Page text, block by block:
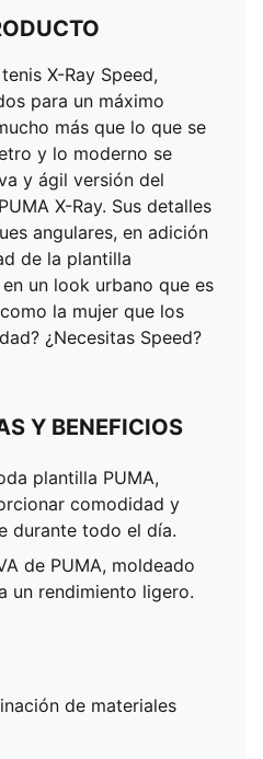
X-Ray Speed,
para un máximo
más que lo que se
y lo moderno se
y ágil versión del
X-Ray. Sus detalles
angulares, en adición
de la plantilla
en un look urbano que es
la mujer que los
¿Necesitas Speed?
Y BENEFICIOS
plantilla PUMA,
comodidad y
durante todo el día.
de PUMA, moldeado
un rendimiento ligero.
de materiales